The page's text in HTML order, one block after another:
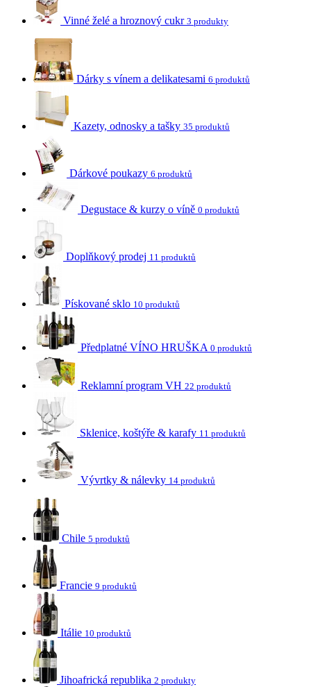
Vinné želé a hroznový cukr 3 produkty
Dárky s vínem a delikatesami 6 produktů
Kazety, odnosky a tašky 35 produktů
Dárkové poukazy 6 produktů
Degustace & kurzy o víně 0 produktů
Doplňkový prodej 11 produktů
Pískované sklo 10 produktů
Předplatné VÍNO HRUŠKA 0 produktů
Reklamní program VH 22 produktů
Sklenice, koštýře & karafy 11 produktů
Vývrtky & nálevky 14 produktů
Chile 5 produktů
Francie 9 produktů
Itálie 10 produktů
Jihoafrická republika 2 produkty